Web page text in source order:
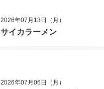
2026年07月13日（月）
サイカラーメン
2026年07月06日（月）